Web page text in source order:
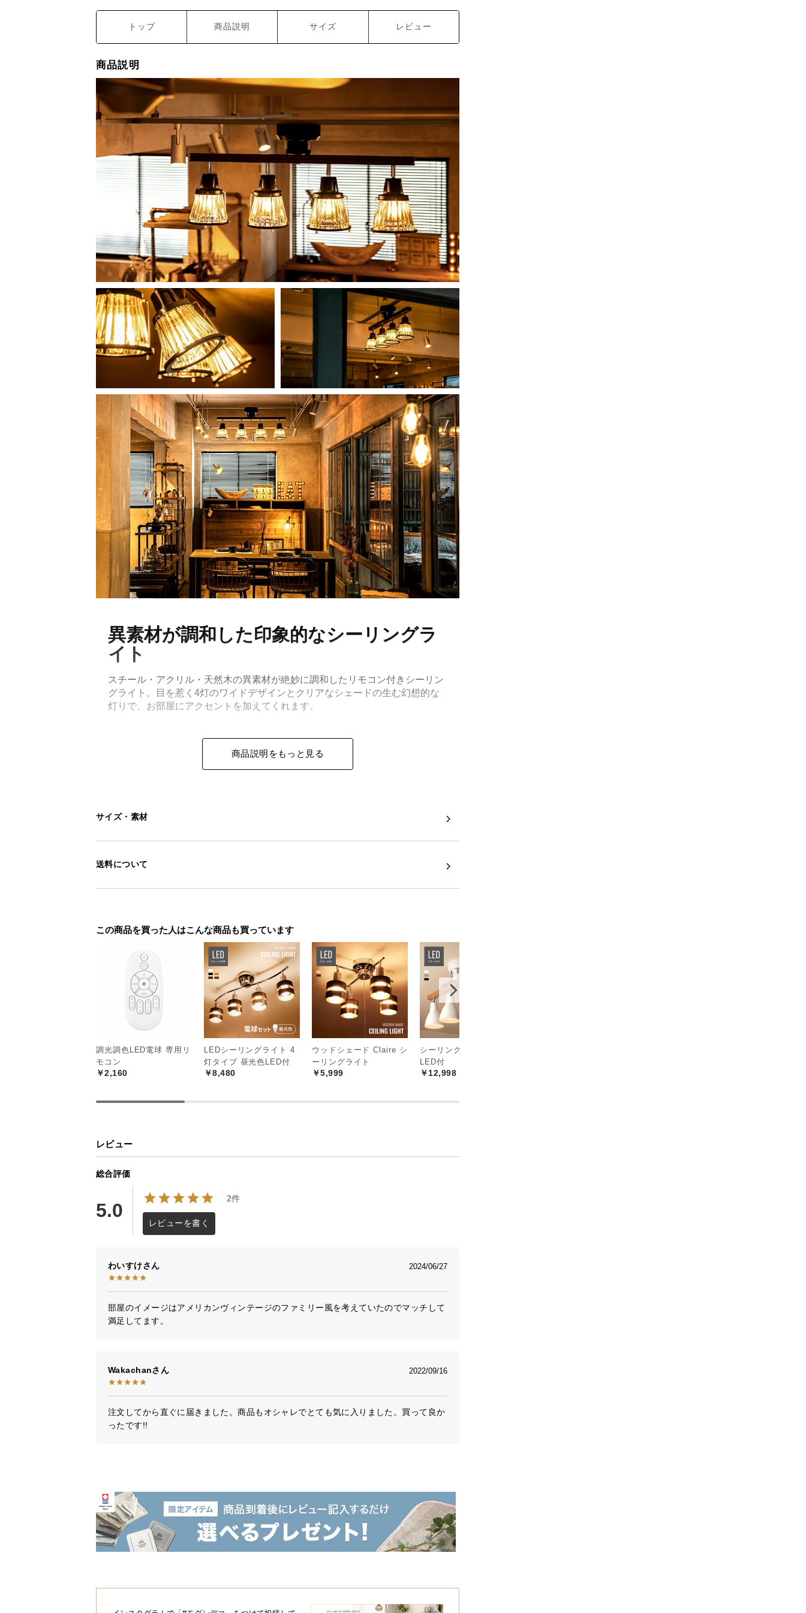
トップ 商品説明 サイズ レビュー
商品説明
異素材が調和した印象的なシーリングラ
イト
スチール・アクリル・天然木の異素材が絶妙に調和したリモコン付きシーリン
グライト。目を惹く4灯のワイドデザインとクリアなシェードの生む幻想的な
灯りで、お部屋にアクセントを加えてくれます。
存在感ある4灯のワイドデザイン
存在感を放つワイドデザインで、照明を使わない日中もインテリアを引き立て
透明感あるアクリルシェード
らかな灯りを拡散してくれます。
幻想的な光を生み出すスリットカット
気たっぷりのお部屋を演出します。
商品説明をもっと見る
サイズ・素材
送料について
この商品を買った人はこんな商品も買っています
調光調色LED電球 専用リ
モコン
￥2,160
LEDシーリングライト 4
灯タイプ 昼光色LED付
￥8,480
ウッドシェード Claire シ
ーリングライト
￥5,999
シーリングライト 昼光色
LED付
￥12,998
レビュー
総合評価
5.0
2件
レビューを書く
わいすけ 2024/06/27
部屋のイメージはアメリカンヴィンテージのファミリー風を考えていたのでマッチして
満足してます。
Wakachan 2022/09/16
注文してから直ぐに届きました。商品もオシャレでとても気に入りました。買って良か
ったです!!